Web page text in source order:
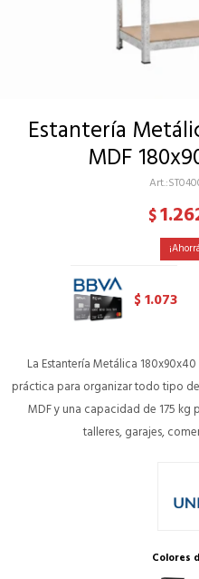
Estantería
MDF
$
$1.073
La Estantería Metálica
práctica para organizar todo tipo
MDF y una capacidad de 175 kg
talleres, garajes,
Colores